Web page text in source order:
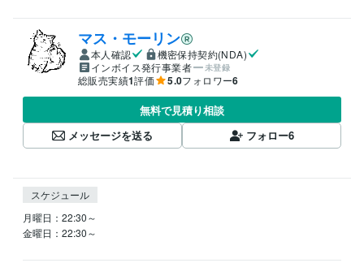
マス・モーリン
本人確認
機密保持契約(NDA)
インボイス発行事業者
未登録
総販売実績1評価 5.0フォロワー6
無料で見積り相談
メッセージを送る
フォロー6
スケジュール
月曜日：22:30～
金曜日：22:30～